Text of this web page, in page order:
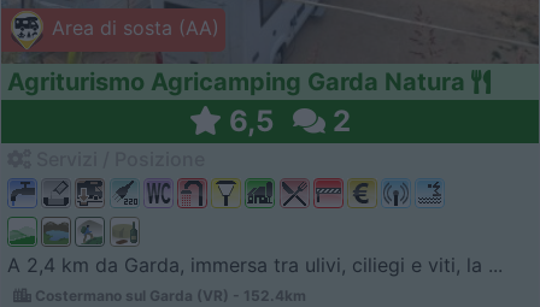
Area di sosta (AA)
Agriturismo Agricamping Garda Natura
6,5 2
A 2,4 km da Garda, immersa tra ulivi, ciliegi e viti, la ...
Costermano sul Garda (VR) - 152.4km